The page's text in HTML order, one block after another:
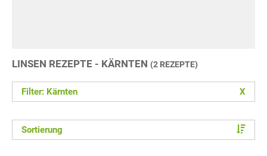
LINSEN REZEPTE - KÄRNTEN (2 REZEPTE)
Filter: Kärnten X
Sortierung